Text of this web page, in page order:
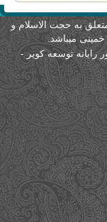
به حجت الاسلام و
میباشد.
-